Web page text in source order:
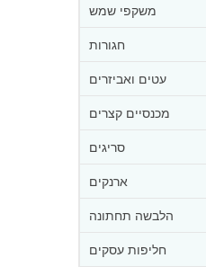
משקפי שמש
חגורות
עטים ואביזרים
מכנסיים קצרים
סריגים
ארנקים
הלבשה תחתונה
חליפות עסקים